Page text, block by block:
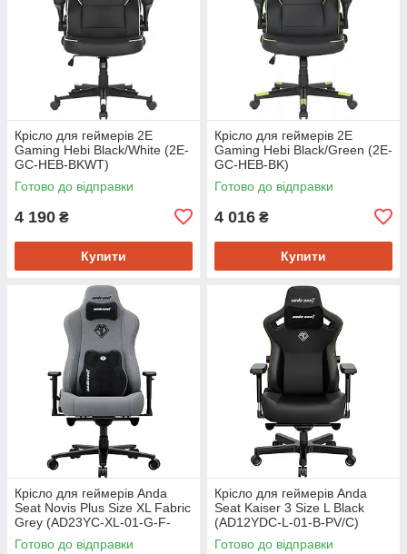
Крісло для геймерів 2E
Gaming Hebi Black/White (2E-
GC-HEB-BKWT)
Готово до відправки
4 190 ₴
Купити
Крісло для геймерів 2E
Gaming Hebi Black/Green (2E-
GC-HEB-BK)
Готово до відправки
4 016 ₴
Купити
Крісло для геймерів Anda
Seat Novis Plus Size XL Fabric
Grey (AD23YC-XL-01-G-F-
G04)
Готово до відправки
Крісло для геймерів Anda
Seat Kaiser 3 Size L Black
(AD12YDC-L-01-B-PV/C)
Готово до відправки